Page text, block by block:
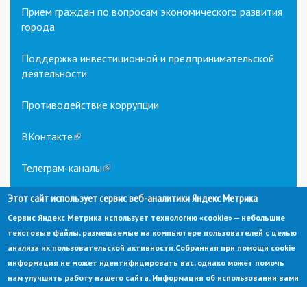
Прием граждан по вопросам экономического развития
города
Поддержка инвестиционной и предпринимательской
деятельности
Противодействие коррупции
ВКонтакте(link
external)
Телеграм-каналы(link
external)
Этот сайт использует сервис веб-аналитики Яндекс Метрика
Сервис Яндекс Метрика использует технологию «cookie» — небольшие
текстовые файлы, размещаемые на компьютере пользователей с целью
анализа их пользовательской активности.Собранная при помощи cookie
информация не может идентифицировать вас, однако может помочь
нам улучшить работу нашего сайта. Информация об использовании вами